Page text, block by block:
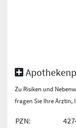
Zu Risiken und
fragen Sie Ihre Ärztin,
PZN: